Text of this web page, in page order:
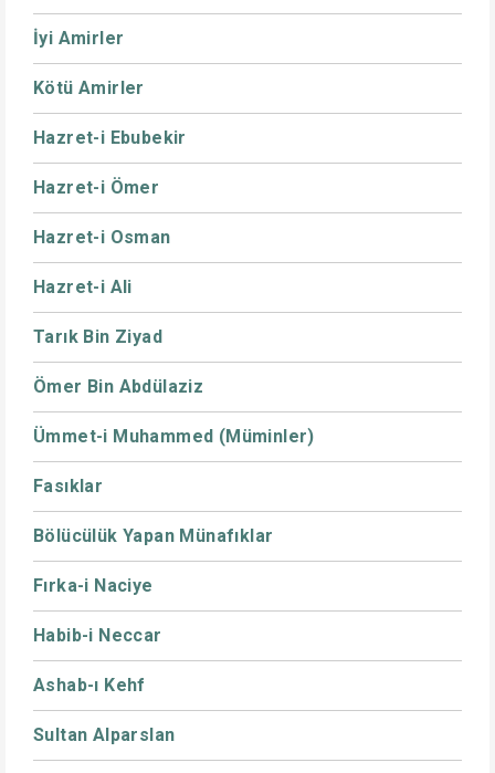
İyi Amirler
Kötü Amirler
Hazret-i Ebubekir
Hazret-i Ömer
Hazret-i Osman
Hazret-i Ali
Tarık Bin Ziyad
Ömer Bin Abdülaziz
Ümmet-i Muhammed (Müminler)
Fasıklar
Bölücülük Yapan Münafıklar
Fırka-i Naciye
Habib-i Neccar
Ashab-ı Kehf
Sultan Alparslan